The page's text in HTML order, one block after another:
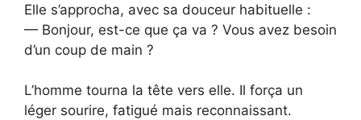
Elle s’approcha, avec sa douceur habituelle :
— Bonjour, est-ce que ça va ? Vous avez besoin
d’un coup de main ?
L’homme tourna la tête vers elle. Il força un
léger sourire, fatigué mais reconnaissant.